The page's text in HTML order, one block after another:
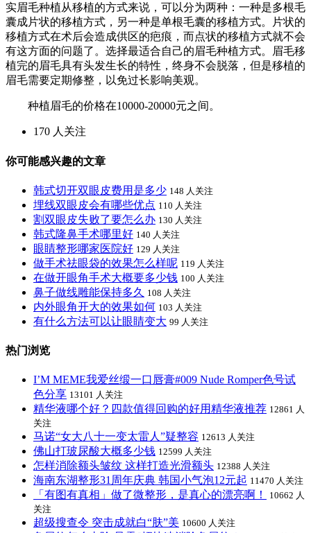
实眉毛种植从移植的方式来说，可以分为两种：一种是多根毛
囊成片状的移植方式，另一种是单根毛囊的移植方式。片状的
移植方式在术后会造成供区的疤痕，而点状的移植方式就不会
有这方面的问题了。选择最适合自己的眉毛种植方式。眉毛移
植完的眉毛具有头发生长的特性，终身不会脱落，但是移植的
眉毛需要定期修整，以免过长影响美观。
种植眉毛的价格在10000-20000元之间。
170 人关注
你可能感兴趣的文章
韩式切开双眼皮费用是多少 148 人关注
埋线双眼皮会有哪些优点 110 人关注
割双眼皮失败了要怎么办 130 人关注
韩式隆鼻手术哪里好 140 人关注
眼睛整形哪家医院好 129 人关注
做手术祛眼袋的效果怎么样呢 119 人关注
在做开眼角手术大概要多少钱 100 人关注
鼻子做线雕能保持多久 108 人关注
内外眼角开大的效果如何 103 人关注
有什么方法可以让眼睛变大 99 人关注
热门浏览
I’M MEME我爱丝缎一口唇膏#009 Nude Romper色号试
色分享 13101 人关注
精华液哪个好？四款值得回购的好用精华液推荐 12861 人
关注
马诺“女大八十一变太雷人”疑整容 12613 人关注
佛山打玻尿酸大概多少钱 12599 人关注
怎样消除额头皱纹 这样打造光滑额头 12388 人关注
海南东湖整形31周年庆典 韩国小气泡12元起 11470 人关注
「有图有真相」做了微整形，是真心的漂亮啊！
10662 人
关注
超级搜查令 突击成就白“肤”美 10600 人关注